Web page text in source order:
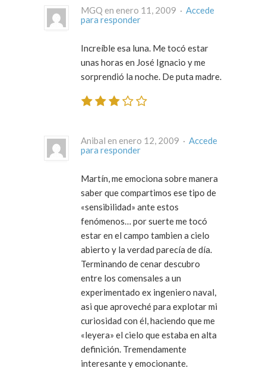
MGQ en enero 11, 2009 · Accede
para responder
Increíble esa luna. Me tocó estar
unas horas en José Ignacio y me
sorprendió la noche. De puta madre.
Anibal en enero 12, 2009 · Accede
para responder
Martín, me emociona sobre manera
saber que compartimos ese tipo de
«sensibilidad» ante estos
fenómenos… por suerte me tocó
estar en el campo tambien a cielo
abierto y la verdad parecía de día.
Terminando de cenar descubro
entre los comensales a un
experimentado ex ingeniero naval,
asi que aproveché para explotar mi
curiosidad con él, haciendo que me
«leyera» el cielo que estaba en alta
definición. Tremendamente
interesante y emocionante.